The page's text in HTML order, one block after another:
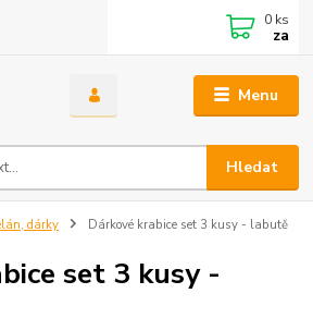
Menu
Hledat
0 ks
za
dárky Dárkové krabice set 3 kusy - labutě
set 3 kusy -